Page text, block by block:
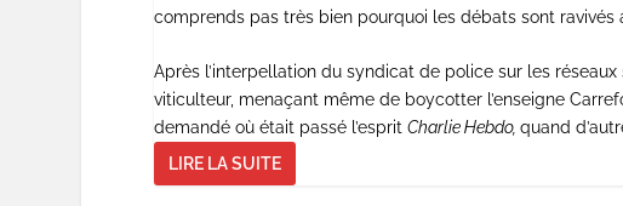
comprends pas très bien pourquoi les débats sont ravivés
Après l’interpellation du syndicat de police sur les
viticulteur, menaçant même de boycotter l’enseigne
demandé où était passé l’espritCharlie Hebdo,quand
LIRE LA SUITE